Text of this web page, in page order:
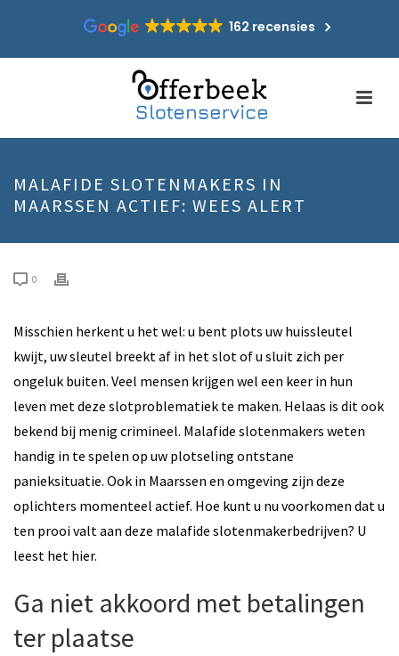
162 recensies
MALAFIDE SLOTENMAKERS IN
MAARSSEN ACTIEF: WEES ALERT
0
Misschien herkent u het wel: u bent plots uw huissleutel
kwijt, uw sleutel breekt af in het slot of u sluit zich per
ongeluk buiten. Veel mensen krijgen wel een keer in hun
leven met deze slotproblematiek te maken. Helaas is dit ook
bekend bij menig crimineel. Malafide slotenmakers weten
handig in te spelen op uw plotseling ontstane
panieksituatie. Ook in Maarssen en omgeving zijn deze
oplichters momenteel actief. Hoe kunt u nu voorkomen dat u
ten prooi valt aan deze malafide slotenmakerbedrijven? U
leest het hier.
Ga niet akkoord met betalingen
ter plaatse